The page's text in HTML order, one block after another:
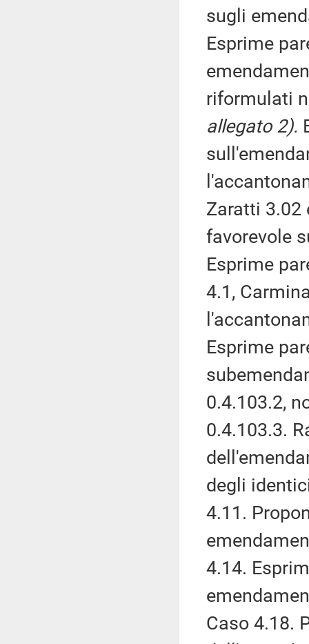
sugli
Esprime
riformulati
allegato 2).
Zaratti 3.02
favorevole
Esprime
4.1,
Esprime
0.4.103.2,
0.4.103.3.
degli
4.11.
4.14.
Caso 4.18.